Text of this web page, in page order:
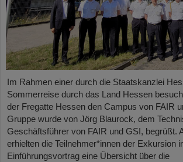
Im Rahmen einer durch die Staatskanzlei
Sommerreise durch das Land Hessen
der Fregatte Hessen den Campus von FAIR
Gruppe wurde von Jörg Blaurock, dem
Geschäftsführer von FAIR und GSI, begrüßt.
erhielten die Teilnehmer*innen der Exkursion
Einführungsvortrag eine Übersicht über die